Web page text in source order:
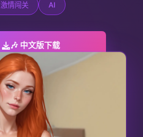
激情闯关 AI
🎶 中文版下载